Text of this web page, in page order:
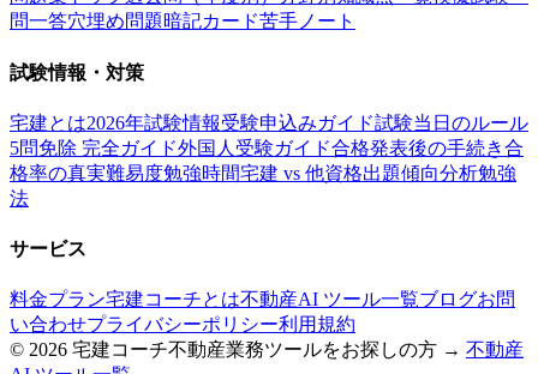
問一答穴埋め問題暗記カード苦手ノート
試験情報・対策
宅建とは2026年試験情報受験申込みガイド試験当日のルール
5問免除 完全ガイド外国人受験ガイド合格発表後の手続き合
格率の真実難易度勉強時間宅建 vs 他資格出題傾向分析勉強
法
サービス
料金プラン宅建コーチとは不動産AI ツール一覧ブログお問
い合わせプライバシーポリシー利用規約
© 2026 宅建コーチ不動産業務ツールをお探しの方 → 不動産